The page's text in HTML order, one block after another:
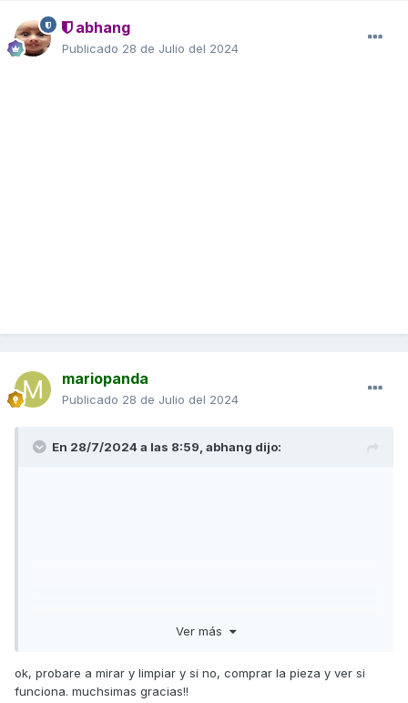
abhang
Publicado 28 de Julio del 2024
mariopanda
Publicado 28 de Julio del 2024
En 28/7/2024 a las 8:59, abhang dijo:
Ver más
ok, probare a mirar y limpiar y si no, comprar la pieza y ver si
funciona. muchsimas gracias!!